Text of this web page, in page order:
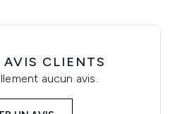
AVIS CLIENTS
aucun avis.